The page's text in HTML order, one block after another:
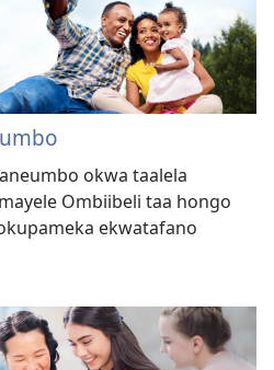
okwa taalela
Ombiibeli taa hongo
ekwatafano